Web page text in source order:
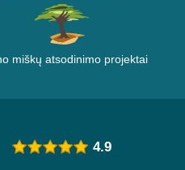
miškų atsodinimo projektai
4.9